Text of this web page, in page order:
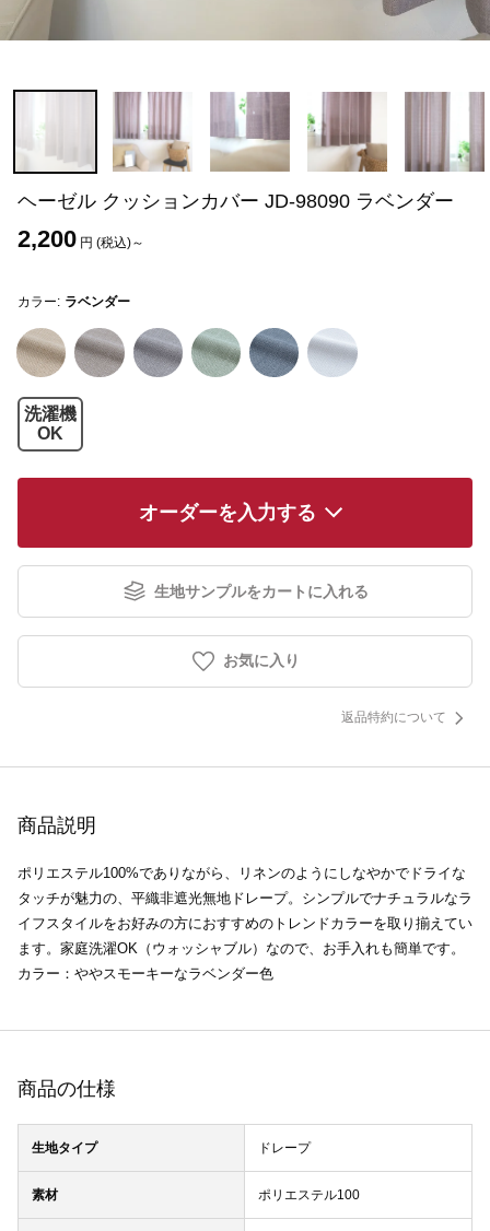
ヘーゼル クッションカバー JD-98090 ラベンダー
2,200 円 (税込)～
カラー: ラベンダー
洗濯機
OK
オーダーを入力する
生地サンプルをカートに入れる
お気に入り
返品特約について
商品説明
ポリエステル100%でありながら、リネンのようにしなやかでドライな
タッチが魅力の、平織非遮光無地ドレープ。シンプルでナチュラルなラ
イフスタイルをお好みの方におすすめのトレンドカラーを取り揃えてい
ます。家庭洗濯OK（ウォッシャブル）なので、お手入れも簡単です。
カラー：ややスモーキーなラベンダー色
商品の仕様
生地タイプ ドレープ
素材 ポリエステル100